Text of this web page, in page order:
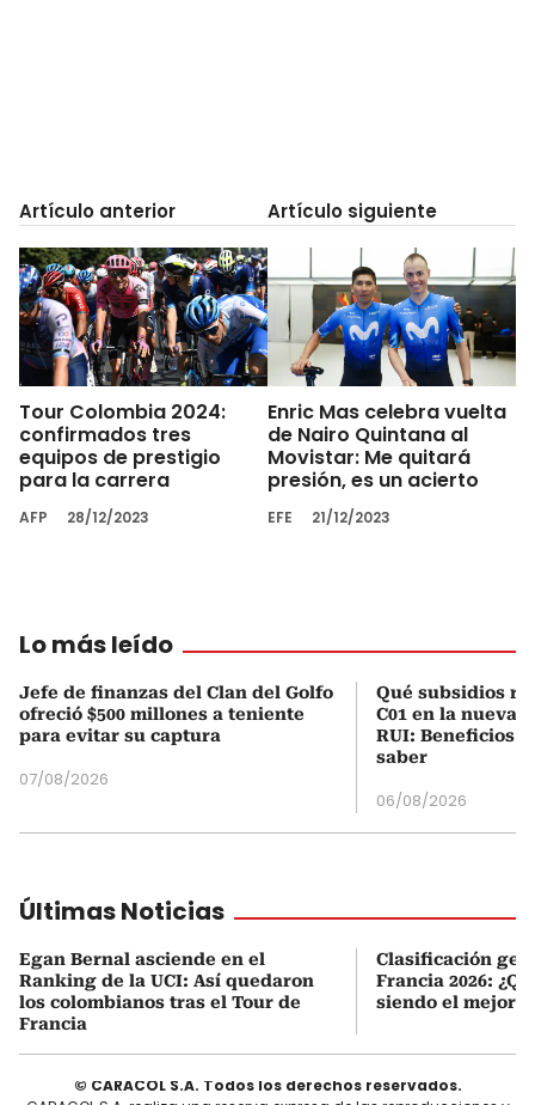
Artículo anterior
Tour Colombia 2024:
confirmados tres
equipos de prestigio
para la carrera
AFP 28/12/2023
Artículo siguiente
Enric Mas celebra vuelta
de Nairo Quintana al
Movistar: Me quitará
presión, es un acierto
EFE 21/12/2023
Lo más leído
Jefe de finanzas del Clan del Golfo
ofreció $500 millones a teniente
para evitar su captura
07/08/2026
Qué subsidios
C01 en la nueva
RUI: Beneficios
saber
06/08/2026
Últimas Noticias
Egan Bernal asciende en el
Ranking de la UCI: Así quedaron
los colombianos tras el Tour de
Francia
Clasificación
Francia 2026:
siendo el mejor
© CARACOL S.A. Todos los derechos reservados.